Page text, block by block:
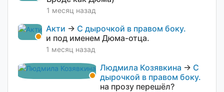
1 месяц назад
Акти → С дырочкой в правом боку.
и под именем Дюма-отца.
1 месяц назад
Людмила Козявкина → С
дырочкой в правом боку.
на прозу перешёл?